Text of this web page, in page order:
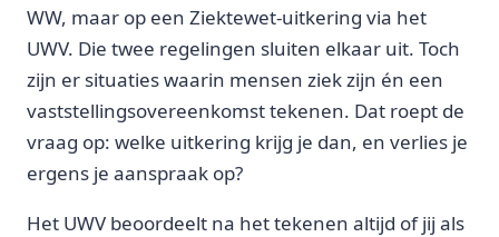
WW, maar op een Ziektewet-uitkering via het
UWV. Die twee regelingen sluiten elkaar uit. Toch
zijn er situaties waarin mensen ziek zijn én een
vaststellingsovereenkomst tekenen. Dat roept de
vraag op: welke uitkering krijg je dan, en verlies je
ergens je aanspraak op?
Het UWV beoordeelt na het tekenen altijd of jij als